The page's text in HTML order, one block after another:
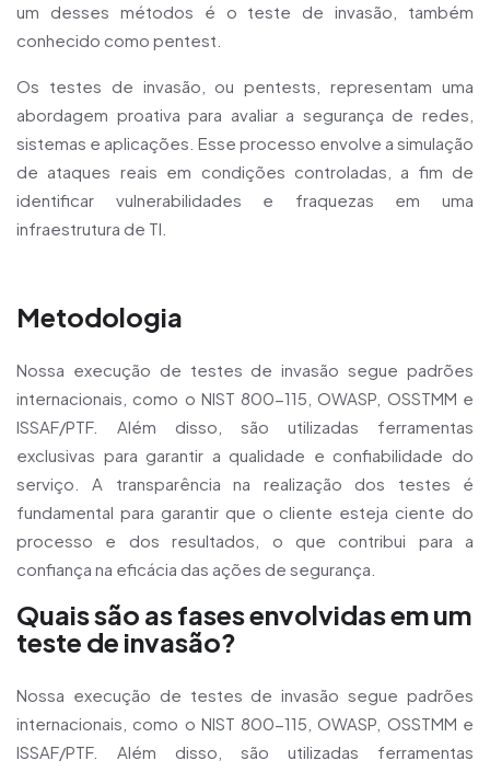
um desses métodos é o teste de invasão, também
conhecido como pentest.
Os testes de invasão, ou pentests, representam uma
abordagem proativa para avaliar a segurança de redes,
sistemas e aplicações. Esse processo envolve a simulação
de ataques reais em condições controladas, a fim de
identificar vulnerabilidades e fraquezas em uma
infraestrutura de TI.
Metodologia
Nossa execução de testes de invasão segue padrões
internacionais, como o NIST 800-115, OWASP, OSSTMM e
ISSAF/PTF. Além disso, são utilizadas ferramentas
exclusivas para garantir a qualidade e confiabilidade do
serviço. A transparência na realização dos testes é
fundamental para garantir que o cliente esteja ciente do
processo e dos resultados, o que contribui para a
confiança na eficácia das ações de segurança.
Quais são as fases envolvidas em um
teste de invasão?
Nossa execução de testes de invasão segue padrões
internacionais, como o NIST 800-115, OWASP, OSSTMM e
ISSAF/PTF. Além disso, são utilizadas ferramentas